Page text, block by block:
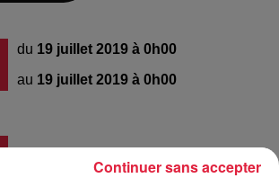
du 19 juillet 2019 à 0h00
au 19 juillet 2019 à 0h00
BaldenheimContinuer sans accepter